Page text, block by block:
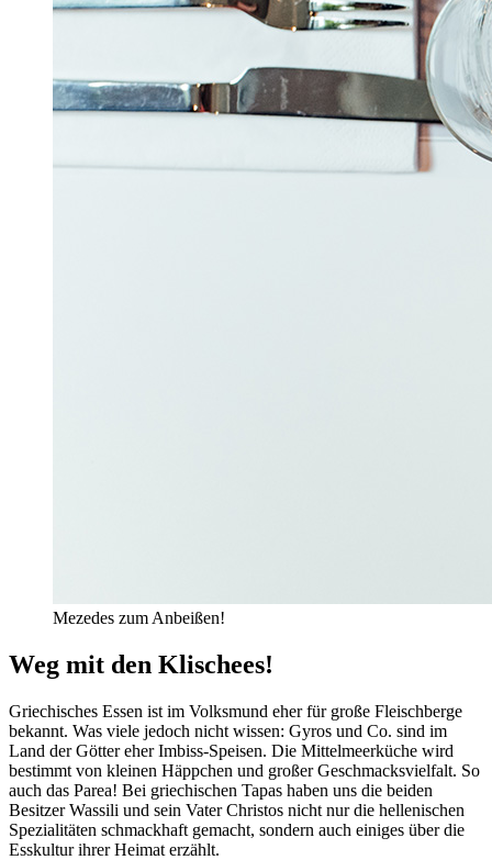
Mezedes zum Anbeißen!
Weg mit den Klischees!
Griechisches Essen ist im Volksmund eher für große Fleischberge
bekannt. Was viele jedoch nicht wissen: Gyros und Co. sind im
Land der Götter eher Imbiss-Speisen. Die Mittelmeerküche wird
bestimmt von kleinen Häppchen und großer Geschmacksvielfalt. So
auch das Parea! Bei griechischen Tapas haben uns die beiden
Besitzer Wassili und sein Vater Christos nicht nur die hellenischen
Spezialitäten schmackhaft gemacht, sondern auch einiges über die
Esskultur ihrer Heimat erzählt.